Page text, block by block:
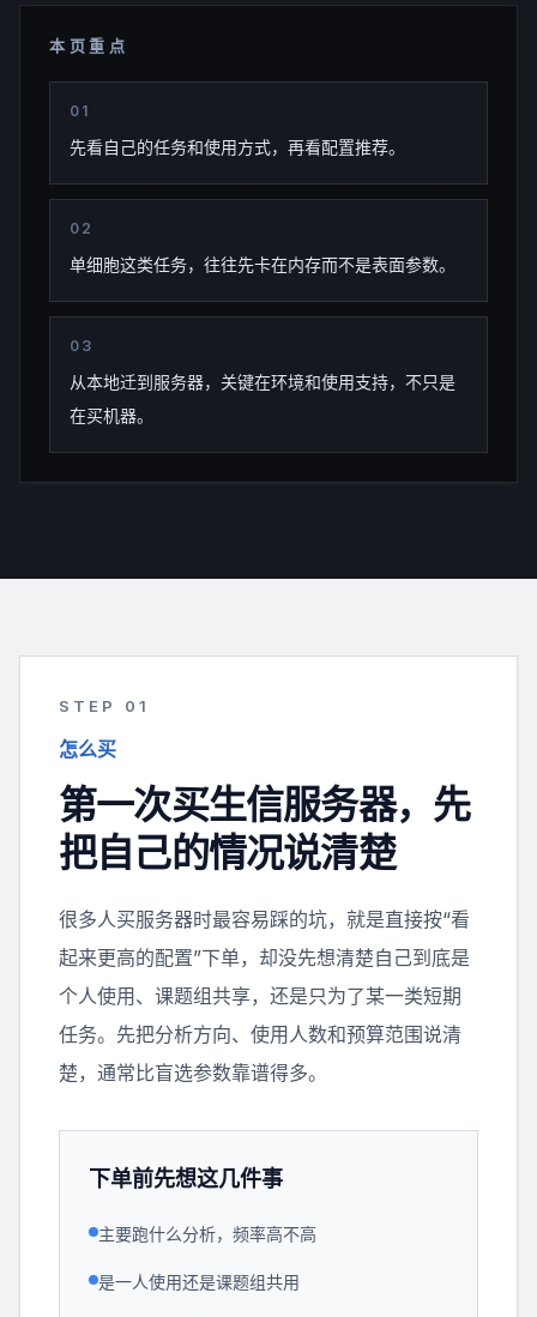
本页重点
0 1
先看自己的任务和使用方式，再看配置推荐。
0 2
单细胞这类任务，往往先卡在内存而不是表面参数。
0 3
从本地迁到服务器，关键在环境和使用支持，不只是
在买机器。
STEP 0 1
怎么买
第一次买生信服务器，先
把自己的情况说清楚
很多人买服务器时最容易踩的坑，就是直接按“看
起来更高的配置”下单，却没先想清楚自己到底是
个人使用、课题组共享，还是只为了某一类短期
任务。先把分析方向、使用人数和预算范围说清
楚，通常比盲选参数靠谱得多。
下单前先想这几件事
主要跑什么分析，频率高不高
是一人使用还是课题组共用